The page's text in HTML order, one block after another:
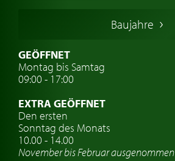
Schwedische Oldtimer
Oldtimer mit h-kennzeichen
Auto Oldtimer Markt
Oldtimer-Versicherung
Oldtimer-Clubs
Oldtimer-Reisen
Baujahre
GEÖFFNET
Montag bis Samtag
09:00 - 17:00
EXTRA GEÖFFNET
Den ersten
Sonntag des Monats
10.00 - 14.00
November bis Februar ausgenommen